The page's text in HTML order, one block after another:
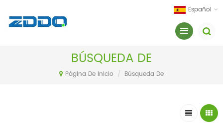
Español
BÚSQUEDA DE
Página De Inicio / Búsqueda De